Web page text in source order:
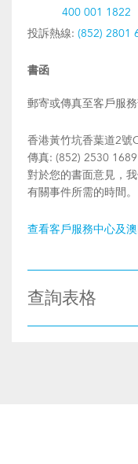
400 001 1822
投訴熱線: (852) 2801
書函
郵寄或傳真至客戶服
香港黃竹坑香葉道2
傳真: (852) 2530 1689
對於您的書面意見，
有關事件所需的時間。
查看客戶服務中心及
查詢表格